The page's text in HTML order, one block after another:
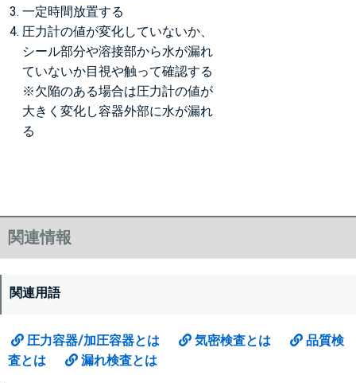
一定時間放置する
圧力計の値が変化していないか、
シール部分や溶接部から水が漏れ
ていないか目視や触って確認する
※欠陥のある場合は圧力計の値が
大きく変化し容器外部に水が漏れ
る
関連情報
関連用語
圧力容器/加圧容器とは 気密検査とは
品質検
査とは
漏れ検査とは